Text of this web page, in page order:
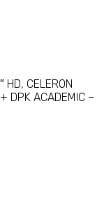
HD, CELERON
DPK ACADEMIC –